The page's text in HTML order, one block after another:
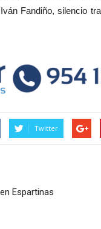
Fandiño, silencio
Twitter
Espartinas